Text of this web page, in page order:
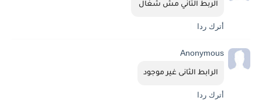
الربط التاني مش شغال
أترك ردا
Anonymous
الرابط الثانى غير موجود
أترك ردا